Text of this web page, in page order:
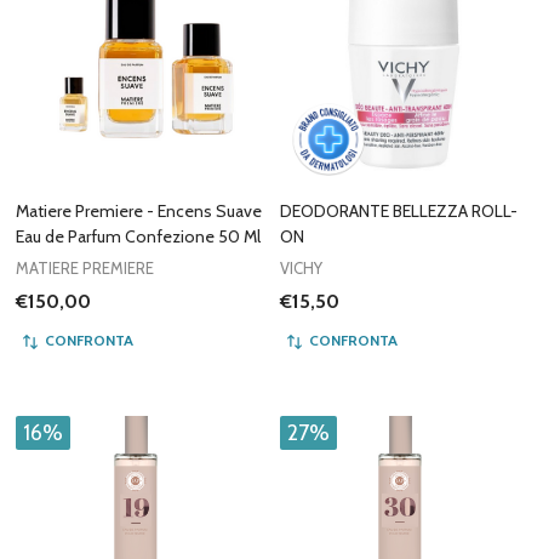
Matiere Premiere - Encens Suave
Eau de Parfum Confezione 50 Ml
MATIERE PREMIERE
€150,00
CONFRONTA
DEODORANTE BELLEZZA ROLL-
ON
VICHY
€15,50
CONFRONTA
16% 27%